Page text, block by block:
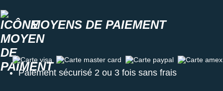
MOYENS DE PAIEMENT
Carte visa Carte master card Carte paypal Carte amex
Paiement sécurisé 2 ou 3 fois sans frais